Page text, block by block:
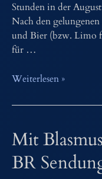
Stunden in der
Nach den
und Bier (bzw. Limo
für …
Oktoberfest
Weiterlesen »
Mit
BR